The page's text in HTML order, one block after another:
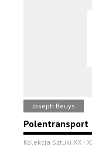
Joseph Beuys
Polentransport
Kolekcja Sztuki XX i